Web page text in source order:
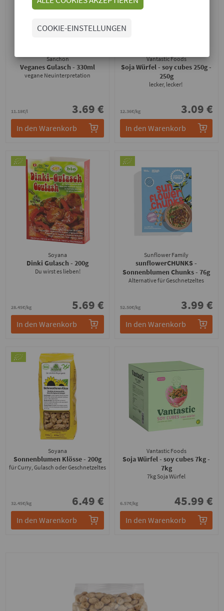
Sanchon
Veganes Gulasch- 330ml
vegane Neuinterpretation
11.18€/l 3.69 €
In den Warenkorb
Vantastic Foods
Soja Würfel - soy cubes 250g-
250g
lecker, lecker!
12.36€/kg 3.09 €
In den Warenkorb
Soyana
Dinki Gulasch- 200g
Du wirst es lieben!
28.45€/kg 5.69 €
In den Warenkorb
Sunflower Family
sunflowerCHUNKS -
Sonnenblumen Chunks- 76g
Alternative für Geschnetzeltes
52.50€/kg 3.99 €
In den Warenkorb
Soyana
Sonnenblumen Klösse- 200g
für Curry, Gulasch oder Geschnetzeltes
32.45€/kg 6.49 €
In den Warenkorb
Vantastic Foods
Soja Würfel - soy cubes 7kg-
7kg
7kg Soja Würfel
6.57€/kg 45.99 €
In den Warenkorb
COOKIE-EINSTELLUNGEN